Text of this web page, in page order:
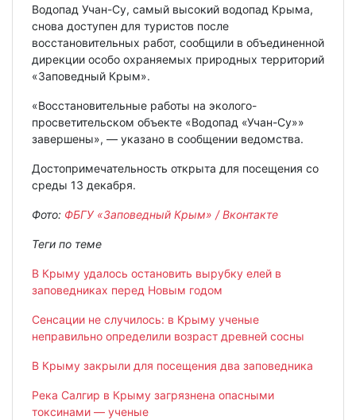
Водопад Учан-Су, самый высокий водопад Крыма,
снова доступен для туристов после
восстановительных работ, сообщили в объединенной
дирекции особо охраняемых природных территорий
«Заповедный Крым».
«Восстановительные работы на эколого-
просветительском объекте «Водопад «Учан-Су»»
завершены», — указано в сообщении ведомства.
Достопримечательность открыта для посещения со
среды 13 декабря.
Фото: ФБГУ «Заповедный Крым» / Вконтакте
Теги по теме
В Крыму удалось остановить вырубку елей в
заповедниках перед Новым годом
Сенсации не случилось: в Крыму ученые
неправильно определили возраст древней сосны
В Крыму закрыли для посещения два заповедника
Река Салгир в Крыму загрязнена опасными
токсинами — ученые